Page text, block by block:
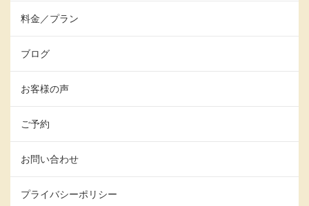
料金／プラン
ブログ
お客様の声
ご予約
お問い合わせ
プライバシーポリシー